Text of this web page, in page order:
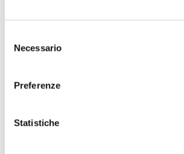
delNecessario
Preferenze
Statistiche